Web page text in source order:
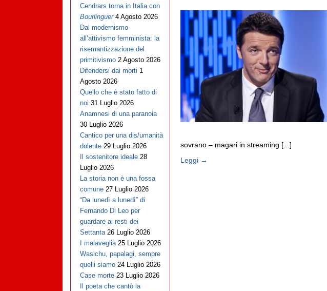
sovrano – magari in streaming [...]
Leggi →
Cendrars torna in Italia con
Bourlinguer 4 Agosto 2026
Dal modernismo
all’attivismo femminista: la
risemantizzazione del
primitivismo 2 Agosto 2026
Difendersi dai morti 1
Agosto 2026
Quello che è stato fatto di
noi 31 Luglio 2026
Anamnesi di una paranoia
30 Luglio 2026
Cantico per una dis/umanità
dolente 29 Luglio 2026
Il sostenitore ideale 28
Luglio 2026
La storia non è una fossa
comune 27 Luglio 2026
“Da lunedì a lunedì” di
Fernando Di Leo per
guardare ai resti dei
Settanta 26 Luglio 2026
I malaveglia 25 Luglio 2026
Wasichu, papalagi, sempre
quelli siamo 24 Luglio 2026
Case morte 23 Luglio 2026
Il poeta che cantò la